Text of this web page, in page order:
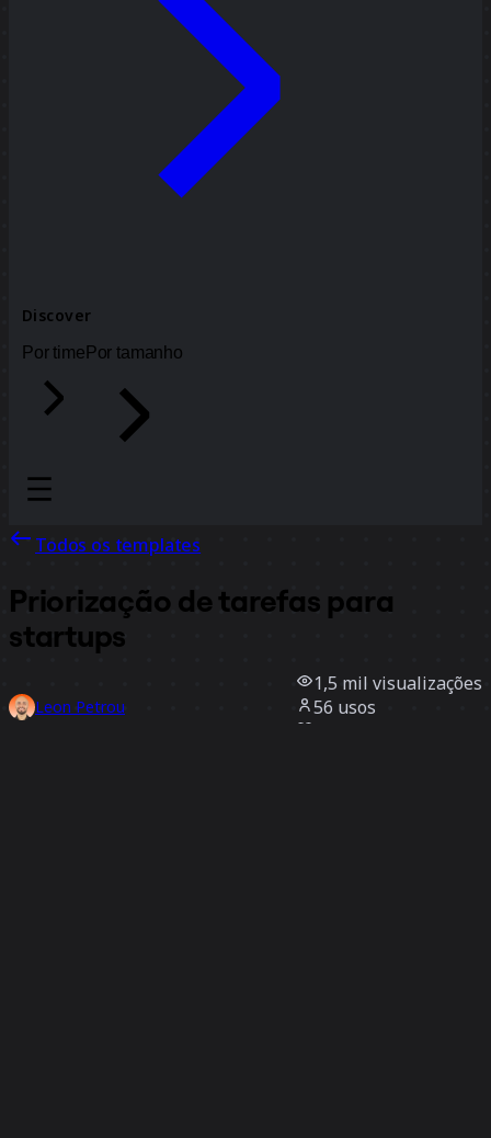
Discover
Por time Por tamanho
Todos os templates
Priorização de tarefas para
startups
Leon Petrou
1,5 mil visualizações
56 usos